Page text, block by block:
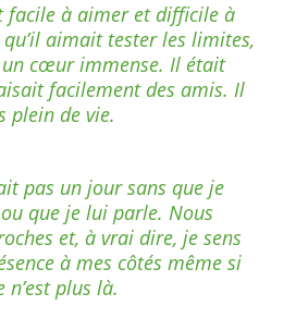
facile à aimer et difficile à
qu’il aimait tester les limites,
cœur immense. Il était
facilement des amis. Il
plein de vie.
pas un jour sans que je
que je lui parle. Nous
et, à vrai dire, je sens
à mes côtés même si
n’est plus là.